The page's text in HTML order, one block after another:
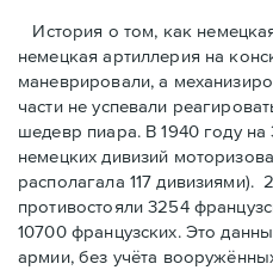
История о том, как
немeцкая артиллерия на
маневрировали, а
части не успевали
шедевр пиара. В 1940 году
немецких дивизий
располагала 117 дивизиями).
противостояли 3254
10700 французских. Это
армии, без учёта